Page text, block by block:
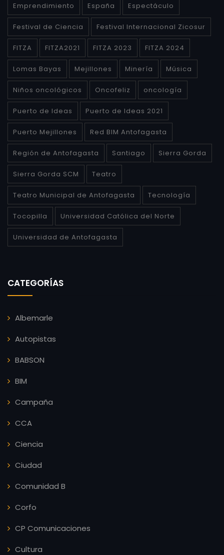
Emprendimiento España Espectáculo
Festival de Ciencia Festival Internacional Zicosur
FITZA FITZA2021 FITZA 2023 FITZA 2024
Lomas Bayas Mejillones Minería Música
Niños oncológicos Oncofeliz oncología
Puerto de Ideas Puerto de Ideas 2021
Puerto Mejillones Red BIM Antofagasta
Región de Antofagasta Santiago Sierra Gorda
Sierra Gorda SCM Teatro
Teatro Municipal de Antofagasta Tecnología
Tocopilla Universidad Católica del Norte
Universidad de Antofagasta
CATEGORÍAS
Albemarle
Autopistas
BABSON
BIM
Campaña
CCA
Ciencia
Ciudad
Comunidad B
Corfo
CP Comunicaciones
Cultura